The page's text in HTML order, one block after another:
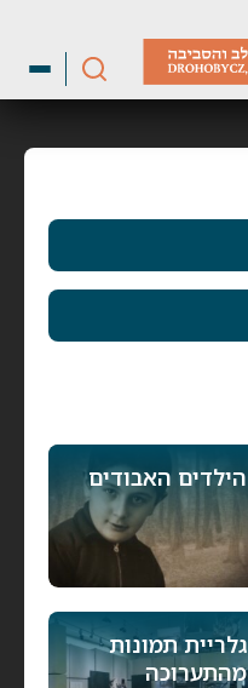
הילדים האבודים
גלריית תמונות
מהתערוכה